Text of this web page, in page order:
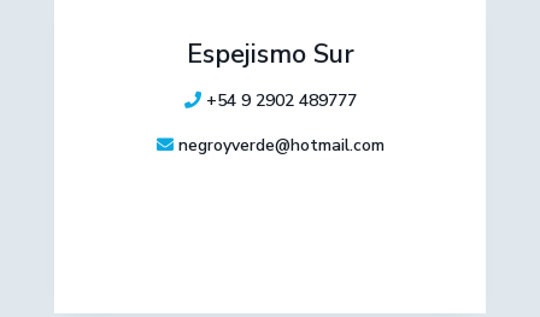
Espejismo Sur
+54 9 2902 489777
negroyverde@hotmail.com